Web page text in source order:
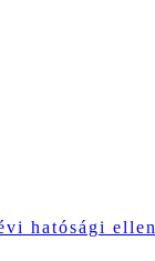
hatósági